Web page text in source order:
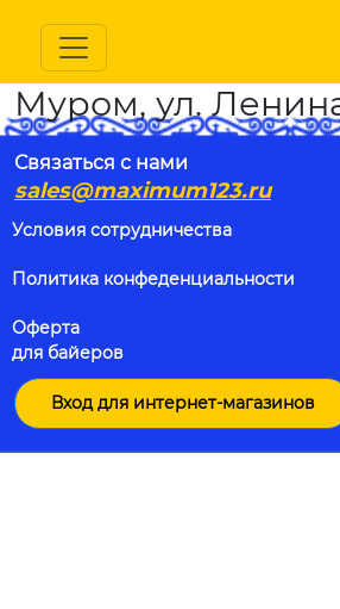
Муром, ул.
Связаться с нами
sales@maximum123.ru
Условия сотрудничества
Политика конфеденциальности
Оферта
для байеров
Вход для интернет-магазинов